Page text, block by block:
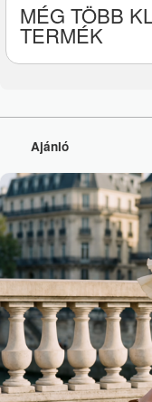
MÉG TÖBB
TERMÉK
Ajánló